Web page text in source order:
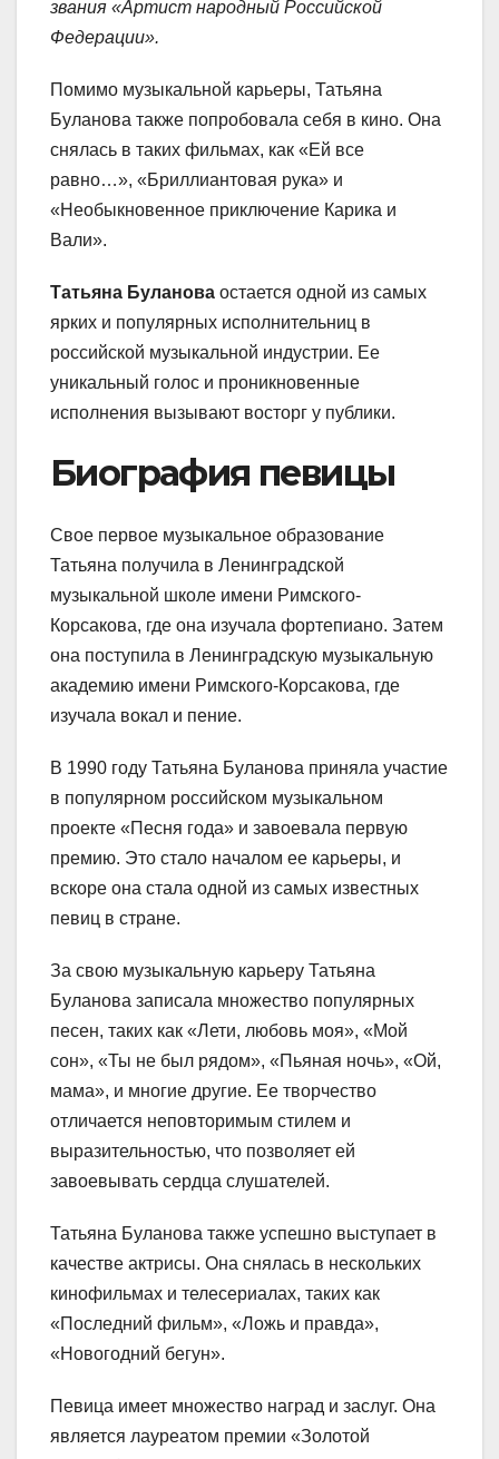
звания «Артист народный Российской
Федерации».
Помимо музыкальной карьеры, Татьяна
Буланова также попробовала себя в кино. Она
снялась в таких фильмах, как «Ей все
равно…», «Бриллиантовая рука» и
«Необыкновенное приключение Карика и
Вали».
Татьяна Буланова остается одной из самых
ярких и популярных исполнительниц в
российской музыкальной индустрии. Ее
уникальный голос и проникновенные
исполнения вызывают восторг у публики.
Биография певицы
Свое первое музыкальное образование
Татьяна получила в Ленинградской
музыкальной школе имени Римского-
Корсакова, где она изучала фортепиано. Затем
она поступила в Ленинградскую музыкальную
академию имени Римского-Корсакова, где
изучала вокал и пение.
В 1990 году Татьяна Буланова приняла участие
в популярном российском музыкальном
проекте «Песня года» и завоевала первую
премию. Это стало началом ее карьеры, и
вскоре она стала одной из самых известных
певиц в стране.
За свою музыкальную карьеру Татьяна
Буланова записала множество популярных
песен, таких как «Лети, любовь моя», «Мой
сон», «Ты не был рядом», «Пьяная ночь», «Ой,
мама», и многие другие. Ее творчество
отличается неповторимым стилем и
выразительностью, что позволяет ей
завоевывать сердца слушателей.
Татьяна Буланова также успешно выступает в
качестве актрисы. Она снялась в нескольких
кинофильмах и телесериалах, таких как
«Последний фильм», «Ложь и правда»,
«Новогодний бегун».
Певица имеет множество наград и заслуг. Она
является лауреатом премии «Золотой